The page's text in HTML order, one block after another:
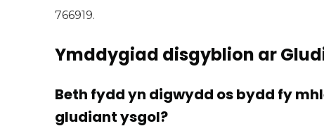
766919.
Ymddygiad disgyblion ar
Beth fydd yn digwydd os bydd fy
gludiant ysgol?